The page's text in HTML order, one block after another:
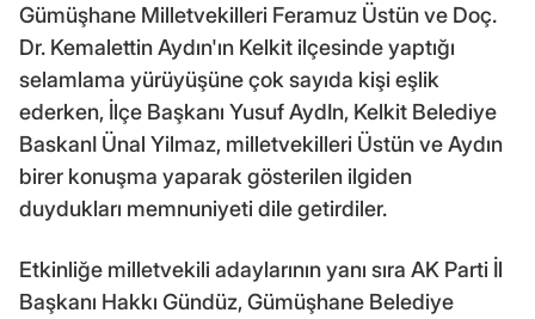
Gümüşhane Milletvekilleri Feramuz Üstün ve Doç.
Dr. Kemalettin Aydın'ın Kelkit ilçesinde yaptığı
selamlama yürüyüşüne çok sayıda kişi eşlik
ederken, İlçe Başkanı Yusuf AydIn, Kelkit Belediye
BaskanI Ünal Yilmaz, milletvekilleri Üstün ve Aydın
birer konuşma yaparak gösterilen ilgiden
duydukları memnuniyeti dile getirdiler.
Etkinliğe milletvekili adaylarının yanı sıra AK Parti İl
Başkanı Hakkı Gündüz, Gümüşhane Belediye